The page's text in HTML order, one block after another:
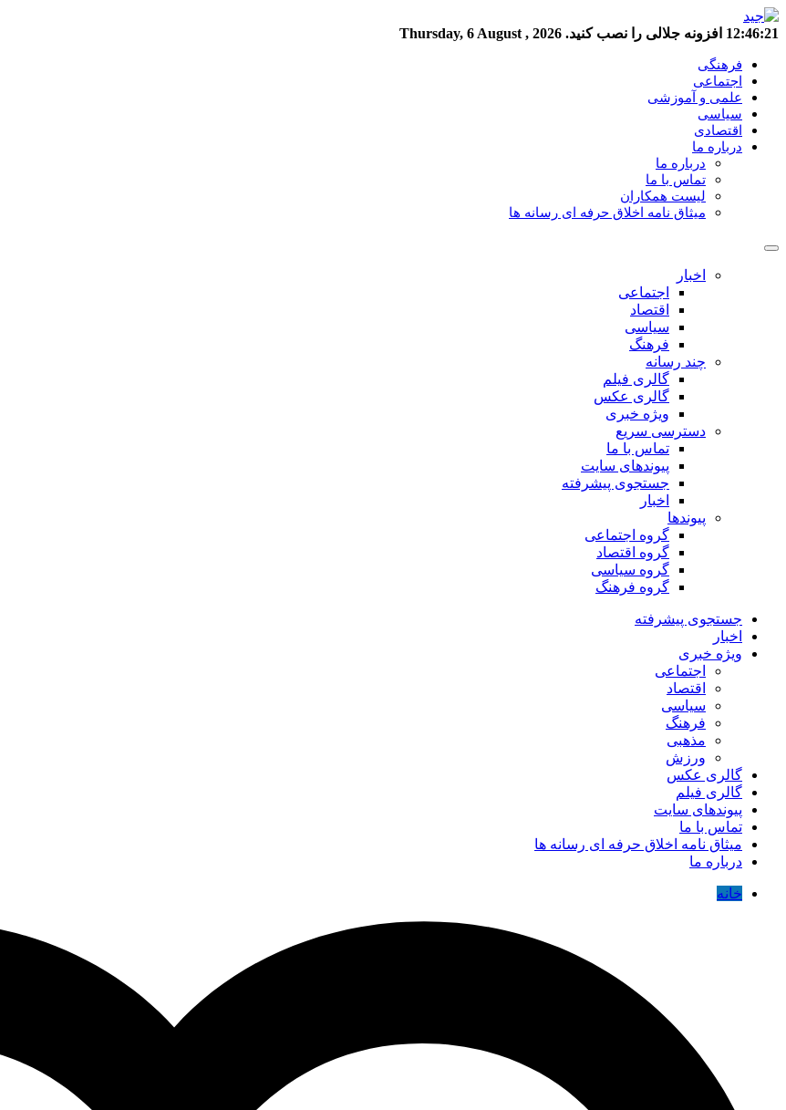
12:46:22 افزونه جلالی را نصب کنید. Thursday, 6 August , 2026
فرهنگی
اجتماعی
علمی و آموزشی
سیاسی
اقتصادی
درباره ما
درباره ما
تماس با ما
لیست همکاران
میثاق نامه اخلاق حرفه ای رسانه ها
اخبار
اجتماعی
اقتصاد
سیاسی
فرهنگ
چند رسانه
گالری فیلم
گالری عکس
ویژه خبری
دسترسی سریع
تماس با ما
پیوندهای سایت
جستجوی پیشرفته
اخبار
پیوندها
گروه اجتماعی
گروه اقتصاد
گروه سیاسی
گروه فرهنگ
جستجوی پیشرفته
اخبار
ویژه خبری
اجتماعی
اقتصاد
سیاسی
فرهنگ
مذهبی
ورزش
گالری عکس
گالری فیلم
پیوندهای سایت
تماس با ما
میثاق نامه اخلاق حرفه ای رسانه ها
درباره ما
خانه